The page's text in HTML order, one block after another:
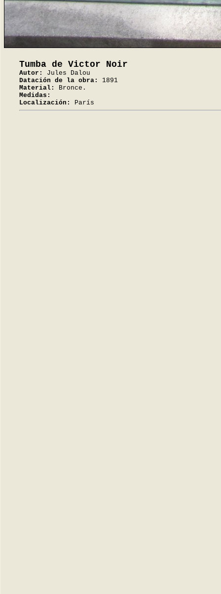
Tumba de Victor Noir
Autor:
Jules Dalou
Datación de la obra:
1891
Material:
Bronce.
Medidas:
Localización:
París